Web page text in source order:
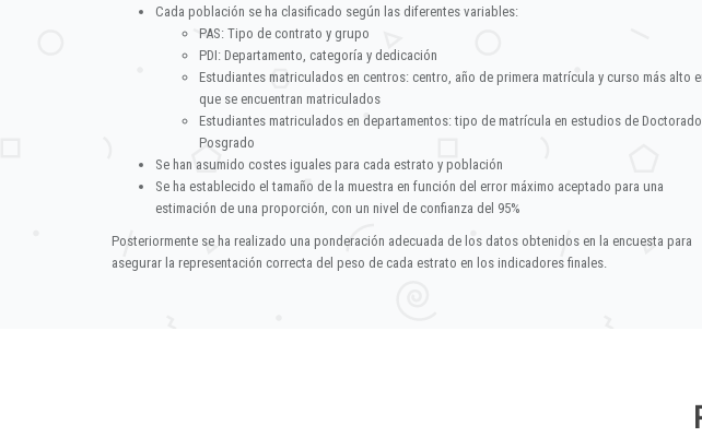
Cada población se ha clasificado según las diferentes variables:
PAS: Tipo de contrato y grupo
PDI: Departamento, categoría y dedicación
Estudiantes matriculados en centros: centro, año de primera matrícula y curso más alto
que se encuentran matriculados
Estudiantes matriculados en departamentos: tipo de matrícula en estudios de
Posgrado
Se han asumido costes iguales para cada estrato y población
Se ha establecido el tamaño de la muestra en función del error máximo aceptado para una
estimación de una proporción, con un nivel de confianza del 95%
Posteriormente se ha realizado una ponderación adecuada de los datos obtenidos en la encuesta para
asegurar la representación correcta del peso de cada estrato en los indicadores finales.